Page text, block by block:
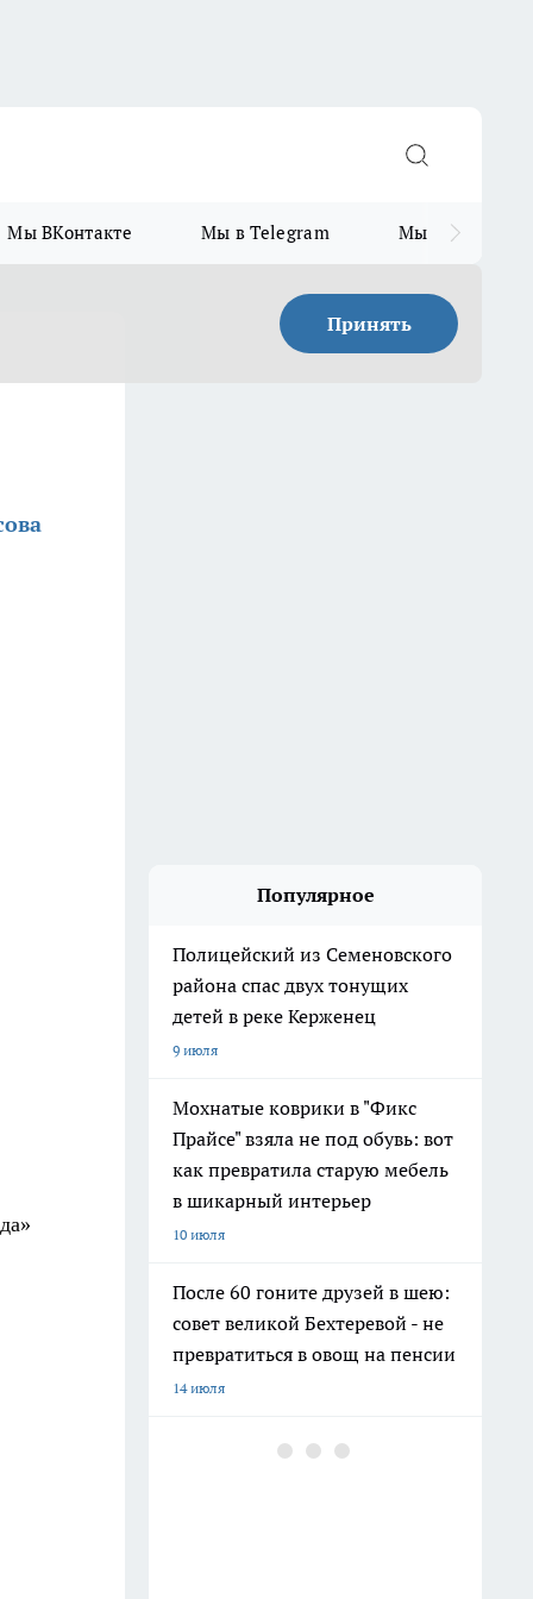
Мы ВКонтакте Мы в Telegram Мы в MAX
Принять
Популярное
Полицейский из Семеновского
района спас двух тонущих
детей в реке Керженец
9 июля
Мохнатые коврики в "Фикс
Прайсе" взяла не под обувь: вот
как превратила старую мебель
в шикарный интерьер
10 июля
После 60 гоните друзей в шею:
совет великой Бехтеревой - не
превратиться в овощ на пенсии
14 июля
Гигант с нежной душой: как